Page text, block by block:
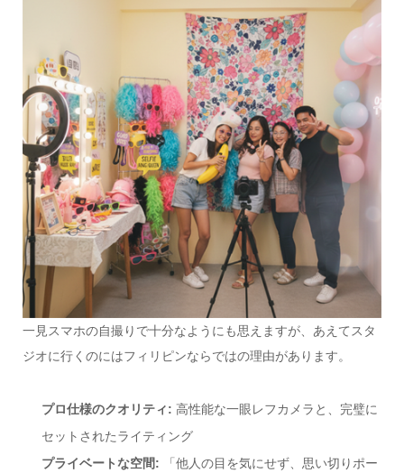
一見スマホの自撮りで十分なようにも思えますが、あえてスタ
ジオに行くのにはフィリピンならではの理由があります。
プロ仕様のクオリティ: 高性能な一眼レフカメラと、完璧に
セットされたライティング
プライベートな空間: 「他人の目を気にせず、思い切りポー